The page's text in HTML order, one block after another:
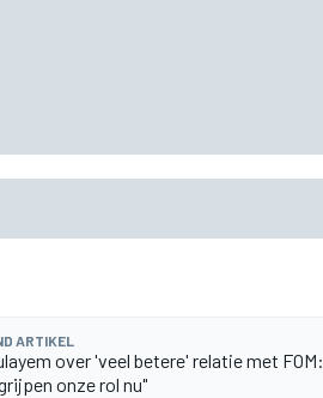
ARTIKEL
over 'veel betere' relatie met FOM:
onze rol nu"